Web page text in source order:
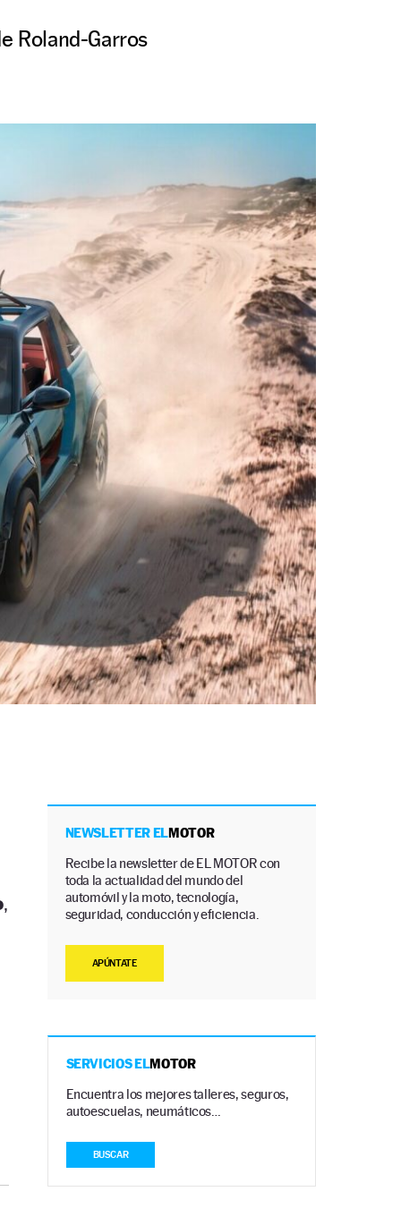
Roland-Garros
,
NEWSLETTER ELMOTOR
Recibe la newsletter de EL MOTOR con
toda la actualidad del mundo del
automóvil y la moto, tecnología,
seguridad, conducción y eficiencia.
APÚNTATE
SERVICIOS ELMOTOR
Encuentra los mejores talleres, seguros,
autoescuelas, neumáticos…
BUSCAR